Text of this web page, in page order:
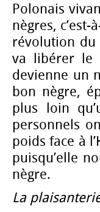
Polonais
nègres,
révolution du
va libérer le
devienne un
bon nègre,
plus loin
personnels
poids face à
puisqu’elle
nègre.
La